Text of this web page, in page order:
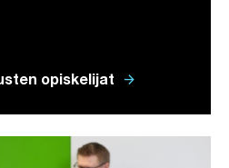
opiskelijat arrow_forward